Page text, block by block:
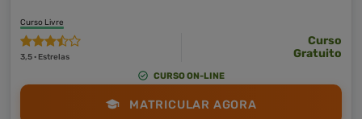
Curso Livre
3,5 · Estrelas
Curso
Gratuito
CURSO ON-LINE
MATRICULAR AGORA